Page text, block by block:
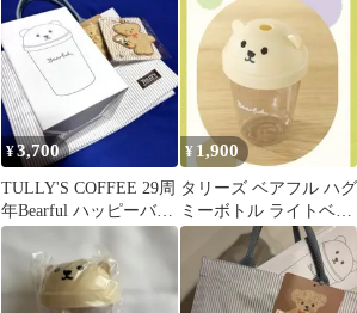
ボトル
¥3,700
TULLY'S COFFEE 29周
年Bearful ハッピーバッ
グ
¥ 1,900
タリーズ ベアフル ハグ
ミーボトル ライトベー
ジュ